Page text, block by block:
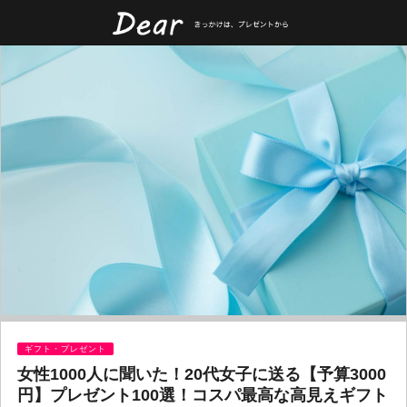
ギフト・プレゼント
女性1000人に聞いた！20代女子に送る【予算3000
円】プレゼント100選！コスパ最高な高見えギフト